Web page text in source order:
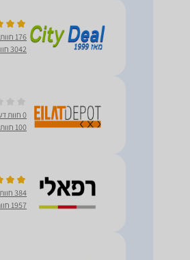
176 חוות דעת בשנה האחרונה
3042 חוות דעת בסך הכל
0 חוות דעת בשנה האחרונה
100 חוות דעת בסך הכל
384 חוות דעת בשנה האחרונה
1957 חוות דעת בסך הכל